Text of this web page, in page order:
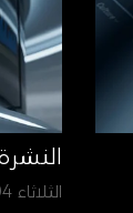
الثلاثاء 04 غشت 2026